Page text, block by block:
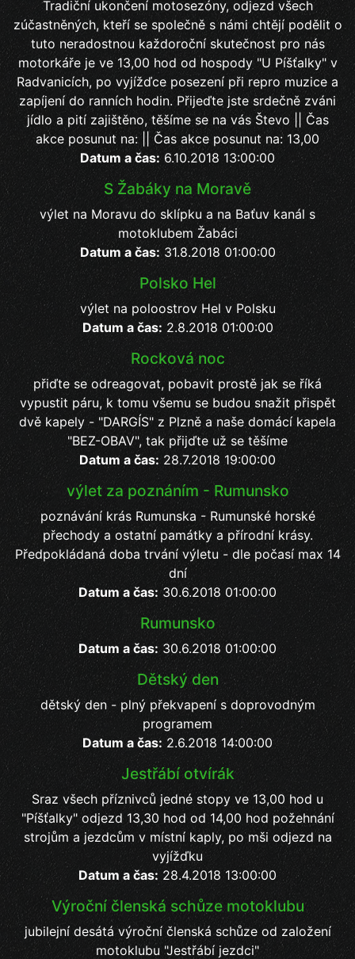
Tradiční ukončení motosezóny, odjezd všech
zúčastněných, kteří se společně s námi chtějí podělit o
tuto neradostnou každoroční skutečnost pro nás
motorkáře je ve 13,00 hod od hospody "U Píšťalky" v
Radvanicích, po vyjížďce posezení při repro muzice a
zapíjení do ranních hodin. Přijeďte jste srdečně zváni
jídlo a pití zajištěno, těšíme se na vás Števo || Čas
akce posunut na: || Čas akce posunut na: 13,00
Datum a čas: 6.10.2018 13:00:00
S Žabáky na Moravě
výlet na Moravu do sklípku a na Baťuv kanál s
motoklubem Žabáci
Datum a čas:31.8.2018 01:00:00
Polsko Hel
výlet na poloostrov Hel v Polsku
Datum a čas: 2.8.2018 01:00:00
Rocková noc
přiďte se odreagovat, pobavit prostě jak se říká
vypustit páru, k tomu všemu se budou snažit přispět
dvě kapely - "DARGÍS" z Plzně a naše domácí kapela
"BEZ-OBAV", tak přijďte už se těšíme
Datum a čas: 28.7.2018 19:00:00
výlet za poznáním - Rumunsko
poznávání krás Rumunska - Rumunské horské
přechody a ostatní památky a přírodní krásy.
Předpokládaná doba trvání výletu - dle počasí max 14
dní
Datum a čas: 30.6.2018 01:00:00
Rumunsko
Datum a čas:30.6.2018 01:00:00
Dětský den
dětský den - plný překvapení s doprovodným
programem
Datum a čas: 2.6.2018 14:00:00
Jestřábí otvírák
Sraz všech příznivců jedné stopy ve 13,00 hod u
"Píšťalky" odjezd 13,30 hod od 14,00 hod požehnání
strojům a jezdcům v místní kaply, po mši odjezd na
vyjížďku
Datum a čas: 28.4.2018 13:00:00
Výroční členská schůze motoklubu
jubilejní desátá výroční členská schůze od založení
motoklubu "Jestřábí jezdci"